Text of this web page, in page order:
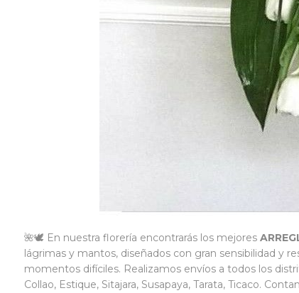
🌺🕊️ En nuestra florería encontrarás los mejores
lágrimas y mantos, diseñados con gran sensibilidad y
momentos difíciles. Realizamos envíos a todos los
Collao, Estique, Sitajara, Susapaya, Tarata, Ticaco.